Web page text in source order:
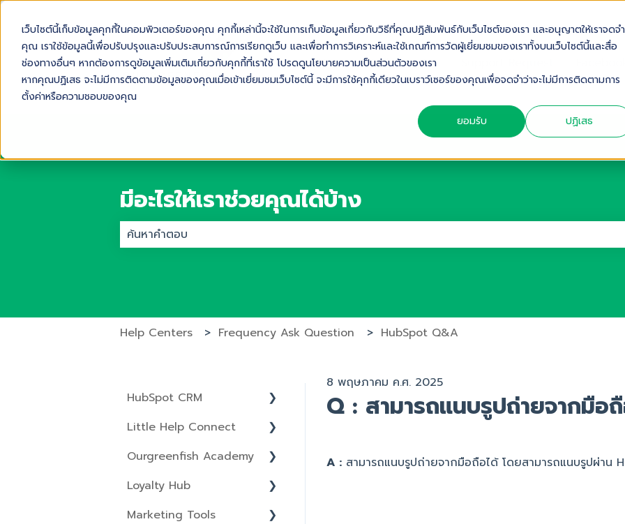
เว็บไซต์นี้เก็บข้อมูลคุกกี้ในคอมพิวเตอร์ของคุณ คุกกี้เหล่านี้จะใช้ในการเก็บข้อมูลเกี่ยวกับวิธีที่คุณปฏิสัมพันธ์กับเว็บไซต์ของเรา และอนุญาตให้เราจดจำ
คุณ เราใช้ข้อมูลนี้เพื่อปรับปรุงและปรับประสบการณ์การเรียกดูเว็บ และเพื่อทำการวิเคราะห์และใช้เกณฑ์การวัดผู้เยี่ยมชมของเราทั้งบนเว็บไซต์นี้และสื่อ
ช่องทางอื่นๆ หากต้องการดูข้อมูลเพิ่มเติมเกี่ยวกับคุกกี้ที่เราใช้ โปรดดูนโยบายความเป็นส่วนตัวของเรา
หากคุณปฏิเสธ จะไม่มีการติดตามข้อมูลของคุณเมื่อเข้าเยี่ยมชมเว็บไซต์นี้ จะมีการใช้คุกกี้เดียวในเบราว์เซอร์ของคุณเพื่อจดจำว่าจะไม่มีการติดตามการ
ตั้งค่าหรือความชอบของคุณ
ยอมรับ
ปฏิเสธ
Home Help Center
มีอะไรให้เราช่วยคุณได้บ้าง
Help Centers Frequency Ask Question HubSpot Q&A
8 พฤษภาคม ค.ศ. 2025
Q : สามารถแนบรูปถ่ายจากมือ
A :สามารถแนบรูปถ่ายจากมือถือได้ โดยสามารถแนบรูปผ่าน
HubSpot CRM
Properties
Object Settings
Understanding Basic of
Little Help Connect
LINE Contacts
Account
Chatbot
Ourgreenfish Academy
Marketing Hub
Sales Hub
Loyalty Hub
Point Setting
Marketing Tools